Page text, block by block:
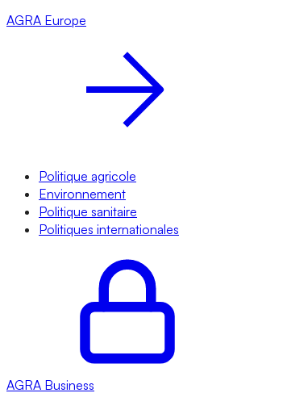
AGRA Europe
Politique agricole
Environnement
Politique sanitaire
Politiques internationales
AGRA Business